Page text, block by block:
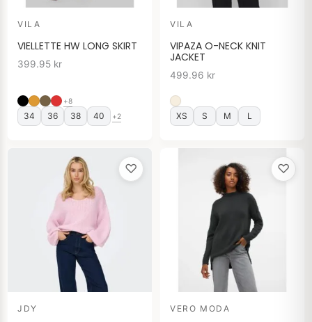
VILA
VIELLETTE HW LONG SKIRT
399.95 kr
+8
34 36 38 40 +2
VILA
VIPAZA O-NECK KNIT
JACKET
499.96 kr
XS S M L
♡
JDY
♡
VERO MODA